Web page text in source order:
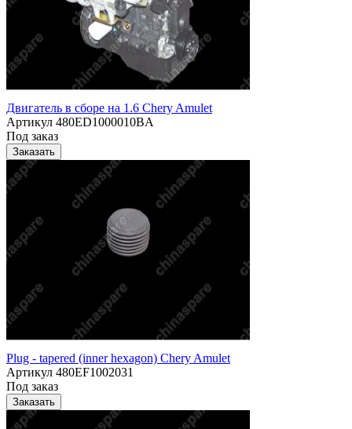
Двигатель в сборе на 1.6 Chery Amulet
Артикул 480ED1000010BA
Под заказ
Заказать
Plug - tapered (inner hexagon) Chery Amulet
Артикул 480EF1002031
Под заказ
Заказать